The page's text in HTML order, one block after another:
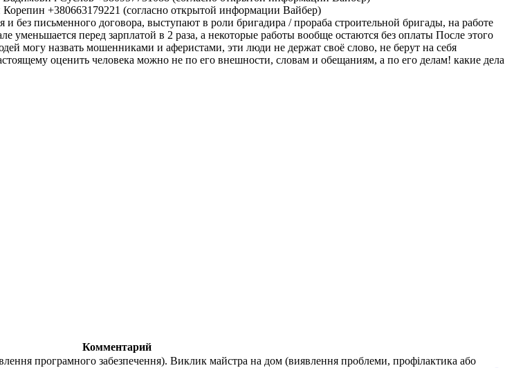
+380663179221 (согласно открытой информации Вайбер)
без письменного договора, выступают в роли бригадира / прораба строительной бригады, на работе
уменьшается перед зарплатой в 2 раза, а некоторые работы вообще остаются без оплаты После этого
могу назвать мошенниками и аферистами, эти люди не держат своё слово, не берут на себя
оценить человека можно не по его внешности, словам и обещаниям, а по его делам! какие дела
Комментарий
програмного забезпечення). Виклик майстра на дом (виявлення проблеми, профілактика або